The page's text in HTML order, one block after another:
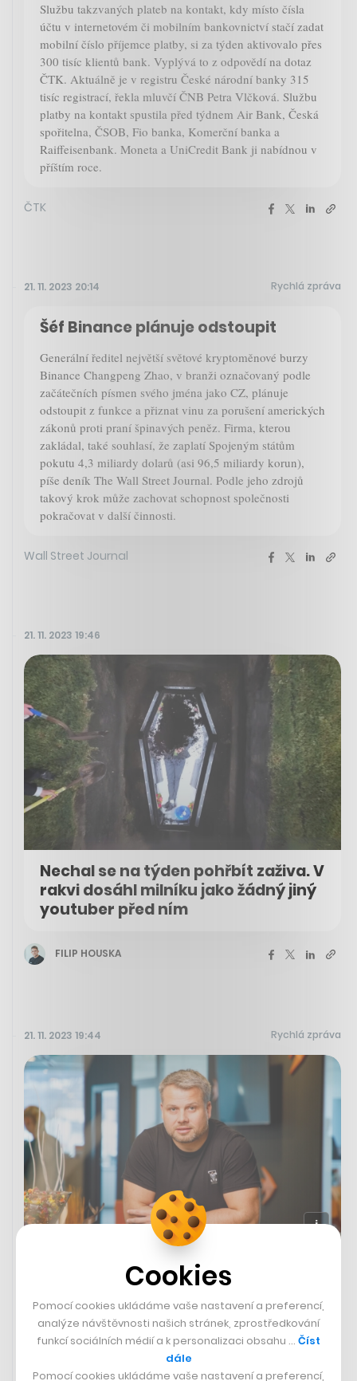
Službu takzvaných plateb na kontakt, kdy místo čísla
účtu v internetovém či mobilním bankovnictví stačí zadat
mobilní číslo příjemce platby, si za týden aktivovalo přes
300 tisíc klientů bank. Vyplývá to z odpovědí na dotaz
ČTK. Aktuálně je v registru České národní banky 315
tisíc registrací, řekla mluvčí ČNB Petra Vlčková. Službu
platby na kontakt spustila před týdnem Air Bank, Česká
spořitelna, ČSOB, Fio banka, Komerční banka a
Raiffeisenbank. Moneta a UniCredit Bank ji nabídnou v
příštím roce.
ČTK
21. 11. 2023 20:14 Rychlá zpráva
Šéf Binance plánuje odstoupit
Generální ředitel největší světové kryptoměnové burzy
Binance Changpeng Zhao, v branži označovaný podle
začátečních písmen svého jména jako CZ, plánuje
odstoupit z funkce a přiznat vinu za porušení amerických
zákonů proti praní špinavých peněz. Firma, kterou
zakládal, také souhlasí, že zaplatí Spojeným státům
pokutu 4,3 miliardy dolarů (asi 96,5 miliardy korun),
píše deník The Wall Street Journal. Podle jeho zdrojů
takový krok může zachovat schopnost společnosti
pokračovat v další činnosti.
Wall Street Journal
21. 11. 2023 19:46
Nechal se na týden pohřbít zaživa. V
rakvi dosáhl milníku jako žádný jiný
youtuber před ním
FILIP HOUSKA
21. 11. 2023 19:44 Rychlá zpráva
Finanční zprostředkovatel FinGO
bude vlastnit opět jen Lukáš Novák
Finanční zprostředkovatelská společnost FinGO bude mít
opět jen jednoho majitele. Zakladatel a majitel skupiny
Lukáš Novák kupuje podíl od Enterprise Investors, kteří
do skupiny FinGOvstoupili před dvěma letyjako
Cookies
Pomocí cookies ukládáme vaše nastavení a preferencí,
analýze návštěvnosti našich stránek, zprostředkování
funkcí sociálních médií a k personalizaci obsahu … Číst
dále
Pomocí cookies ukládáme vaše nastavení a preferencí,